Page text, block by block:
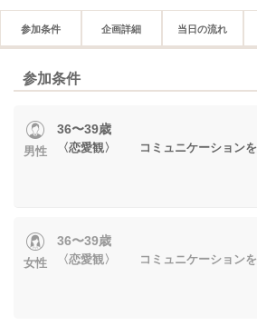
参加条件 企画詳細 当日の流れ
参加条件
男性
36〜39歳
〈恋愛観〉 コミュニケーションを
女性
36〜39歳
〈恋愛観〉 コミュニケーションを